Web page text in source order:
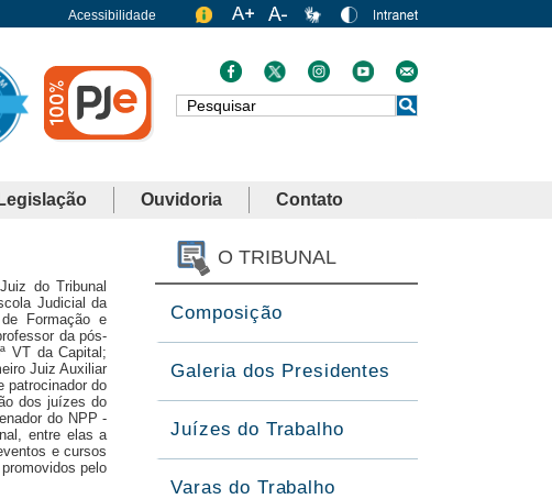
Acessibilidade
Busca
Legislação Ouvidoria Contato
do Tribunal
Judicial da
Formação e
da pós-
VT da Capital;
Juiz Auxiliar
patrocinador do
dos juízes do
do NPP -
entre elas a
e cursos
pelo
O TRIBUNAL
Composição
Galeria dos Presidentes
Juízes do Trabalho
Varas do Trabalho